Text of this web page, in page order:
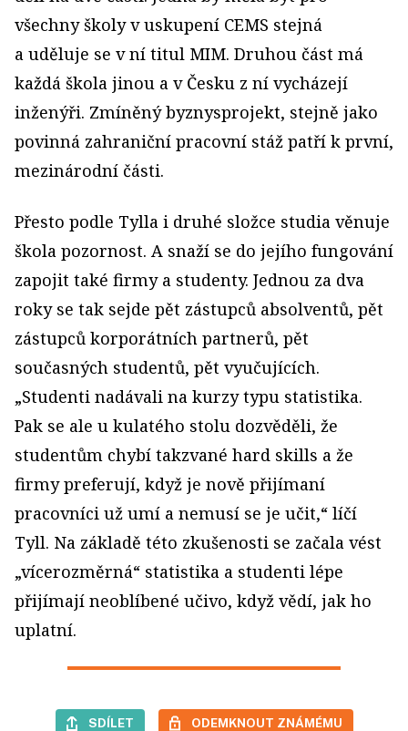
všechny školy v uskupení CEMS stejná
a uděluje se v ní titul MIM. Druhou část má
každá škola jinou a v Česku z ní vycházejí
inženýři. Zmíněný byznysprojekt, stejně jako
povinná zahraniční pracovní stáž patří k první,
mezinárodní části.
Přesto podle Tylla i druhé složce studia věnuje
škola pozornost. A snaží se do jejího fungování
zapojit také firmy a studenty. Jednou za dva
roky se tak sejde pět zástupců absolventů, pět
zástupců korporátních partnerů, pět
současných studentů, pět vyuč­ujících.
„Studenti nadávali na kurzy typu statistika.
Pak se ale u kulatého stolu dozvěděli, že
studentům chybí takzvané hard skills a že
firmy preferují, když je nově přijímaní
pracovníci už umí a nemusí se je učit,“ líčí
Tyll. Na základě této zkušenosti se začala vést
„víceroz­měrná“ statistika a studenti lépe
přijímají neoblíbené učivo, když vědí, jak ho
uplatní.
SDÍLET ODEMKNOUT ZNÁMÉMU